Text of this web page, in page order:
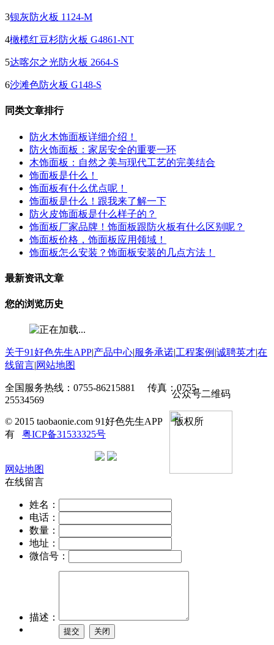
3钡灰防火板 1124-M
4橄榄红豆杉防火板 G4861-NT
5达喀尔之光防火板 2664-S
6沙滩色防火板 G148-S
同类文章排行
防火木饰面板详细介绍！
防火饰面板：家居安全的重要一环
木饰面板：自然之美与现代工艺的完美结合
饰面板是什么！
饰面板有什么优点呢！
饰面板是什么！跟我来了解一下
防火皮饰面板是什么样子的？
饰面板厂家品牌！饰面板跟防火板有什么区别呢？
饰面板价格，饰面板应用领域！
饰面板怎么安装？饰面板安装的几点方法！
最新资讯文章
您的浏览历史
关于91好色先生APP 产品中心 服务承诺工程案例 诚聘英才在
线留言 网站地图
公众号二维码
全国服务热线：0755-86215881 传真：0755-
25534569
© 2015 taobaonie.com 91好色先生APP 版权所
有 粤ICP备31533325号
网站地图
在线留言
姓名：
电话：
数量：
地址：
微信号：
描述：